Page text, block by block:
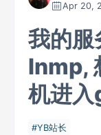
Apr 20,
我的服
lnmp,
机进入
YB站长